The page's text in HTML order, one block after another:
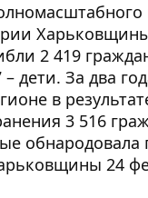
2 419
дети. За два
в
3 516
обнародовала
24